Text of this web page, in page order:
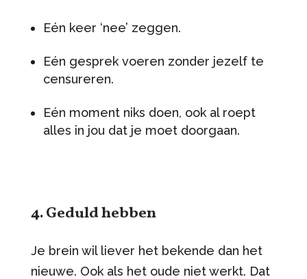
Eén keer ‘nee’ zeggen.
Eén gesprek voeren zonder jezelf te
censureren.
Eén moment niks doen, ook al roept
alles in jou dat je moet doorgaan.
4. Geduld hebben
Je brein wil liever het bekende dan het
nieuwe. Ook als het oude niet werkt. Dat